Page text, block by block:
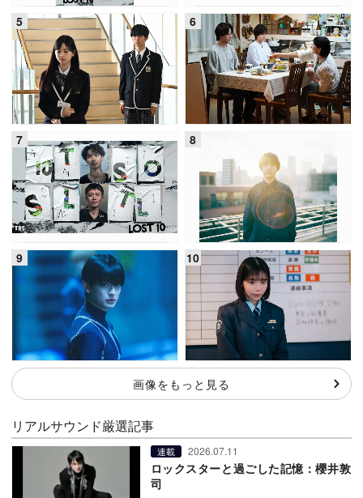
画像をもっと見る
リアルサウンド厳選記事
連載 2026.07.11
ロックスターと過ごした記憶：櫻井敦
司